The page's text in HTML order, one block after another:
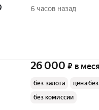
6 часов назад
26 000 ₽ в
без залога
цена
без комиссии